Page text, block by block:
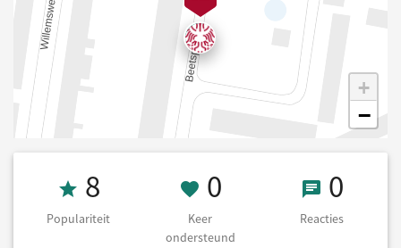
+
−
Populariteit 8
8
Populariteit
0 Keer
0
Keer
ondersteund
0 0
Reacties